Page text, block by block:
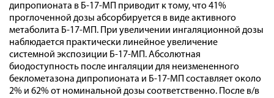
дипропионата в Б-17-МП приводит к тому, что 41%
проглоченной дозы абсорбируется в виде активного
метаболита Б-17-МП. При увеличении ингаляционной дозы
наблюдается практически линейное увеличение
системной экспозиции Б-17-МП. Абсолютная
биодоступность после ингаляции для неизмененного
беклометазона дипропионата и Б-17-МП составляет около
2% и 62% от номинальной дозы соответственно. После в/в